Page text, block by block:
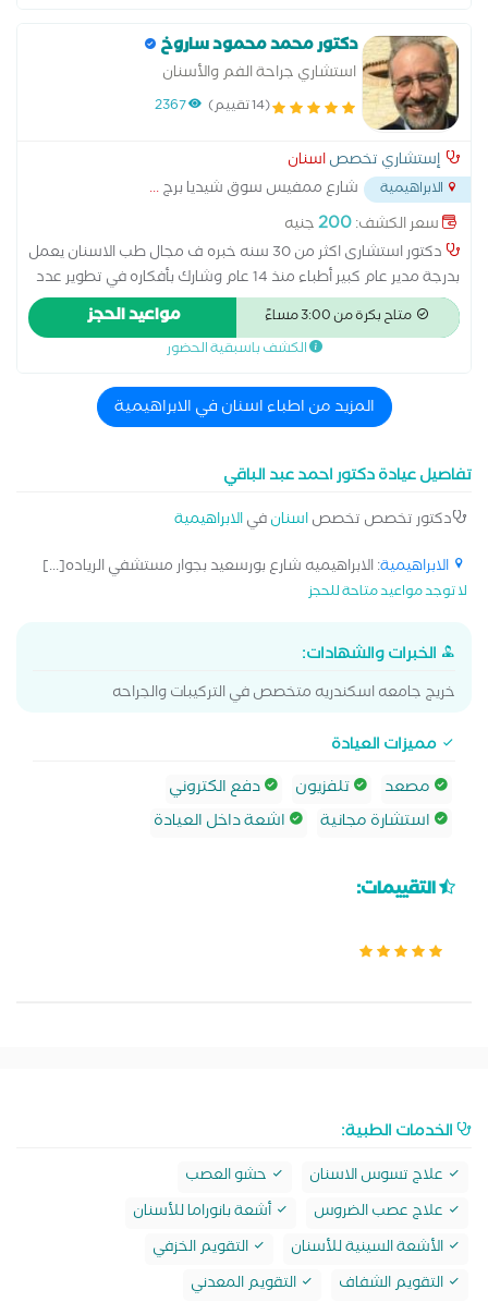
دكتور محمد محمود ساروخ
استشاري جراحة الفم والأسنان
(14 تقييم) 2367
إستشاري تخصصاسنان
الابراهيمية شارع ممفيس سوق شيديا برج...
سعر الكشف:200جنيه
دكتور استشارى اكثر من 30 سنه خبره ف مجال طب الاسنان يعمل
بدرجة مدير عام كبير أطباء منذ 14 عام وشارك بأفكاره في تطوير عدد
من الإجراءات العلاجية والتجميلية واستفاد من خبرته العديد من صغار
الأطباء على مدار سنوات عمله
متاح بكرة من 3:00 مساءً مواعيد الحجز
الكشف باسبقية الحضور
المزيد من اطباء اسنان في الابراهيمية
تفاصيل عيادة دكتور احمد عبد الباقي
دكتور تخصص تخصصاسنانفيالابراهيمية
الابراهيمية: الابراهيميه شارع بورسعيد بجوار مستشفي الرياده[...]
لا توجد مواعيد متاحة للحجز
الخبرات والشهادات:
خريج جامعه اسكندريه متخصص في التركيبات والجراحه
مميزات العيادة
مصعد
تلفزيون
دفع الكتروني
استشارة مجانية
اشعة داخل العيادة
التقييمات:
الخدمات الطبية:
علاج تسوس الاسنان
حشو العصب
علاج عصب الضروس
أشعة بانوراما للأسنان
الأشعة السينية للأسنان
التقويم الخزفي
التقويم الشفاف
التقويم المعدني